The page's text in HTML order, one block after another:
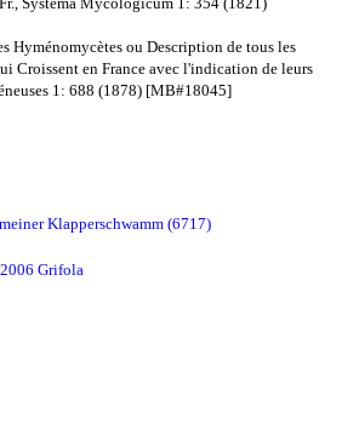
Hyménomycètes ou Description de tous les
Croissent en France avec l'indication de leurs
1: 688 (1878) [MB#18045]
Klapperschwamm (6717)
Grifola